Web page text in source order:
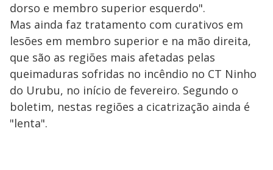
dorso e membro superior esquerdo".
Mas ainda faz tratamento com curativos em
lesões em membro superior e na mão direita,
que são as regiões mais afetadas pelas
queimaduras sofridas no incêndio no CT Ninho
do Urubu, no início de fevereiro. Segundo o
boletim, nestas regiões a cicatrização ainda é
"lenta".